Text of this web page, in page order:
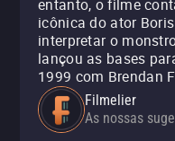
entanto, o filme
icônica do ator
interpretar o
lançou as bases
1999 com Brendan
Filmelier
As nossas